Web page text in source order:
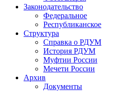
Законодательство
Федеральное
Республиканское
Структура
Справка о РДУМ
История РДУМ
Муфтии России
Мечети России
Архив
Документы